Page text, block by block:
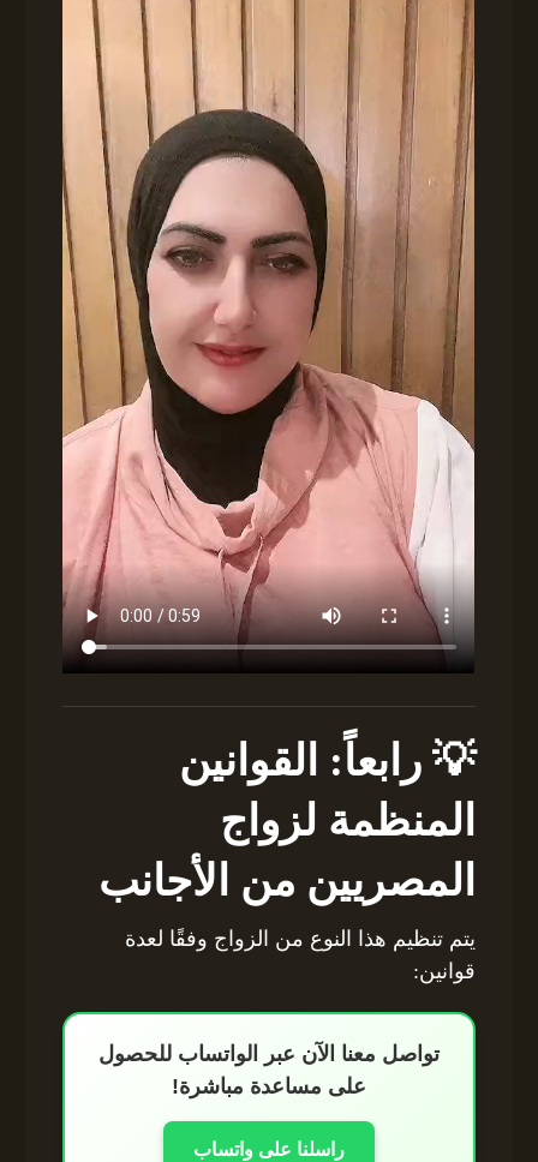
💡 رابعاً: القوانين
المنظمة لزواج
المصريين من الأجانب
يتم تنظيم هذا النوع من الزواج وفقًا لعدة
قوانين:
تواصل معنا الآن عبر الواتساب للحصول
على مساعدة مباشرة!
راسلنا على واتساب